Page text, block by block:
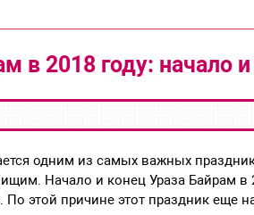
в 2018 году: начало
одним из самых важных
Начало и конец Ураза Байрам в
По этой причине этот праздник еще